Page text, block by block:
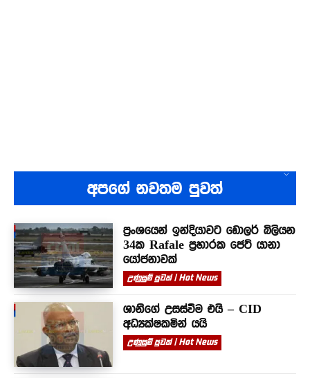
අපගේ නවතම පුවත්
ප්‍රංශයෙන් ඉන්දියාවට ඩොලර් බිලියන
34ක Rafale ප්‍රහාරක ජෙට් යානා
යෝජනාවක්
උණුසුම් පුවත් | Hot News
ශානිගේ උසස්වීම එයි – CID
අධ්‍යක්ෂකමින් යයි
උණුසුම් පුවත් | Hot News